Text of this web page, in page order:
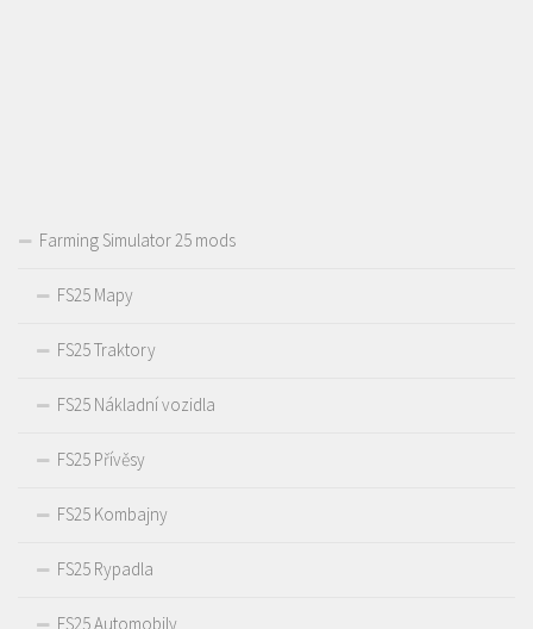
Farming Simulator 25 mods
FS25 Mapy
FS25 Traktory
FS25 Nákladní vozidla
FS25 Přívěsy
FS25 Kombajny
FS25 Rypadla
FS25 Automobily